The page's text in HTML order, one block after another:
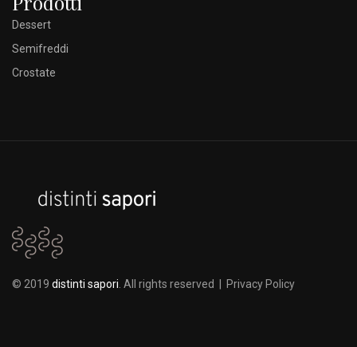
Dessert
Semifreddi
Crostate
© 2019 distinti sapori . All rights reserved | Privacy Policy